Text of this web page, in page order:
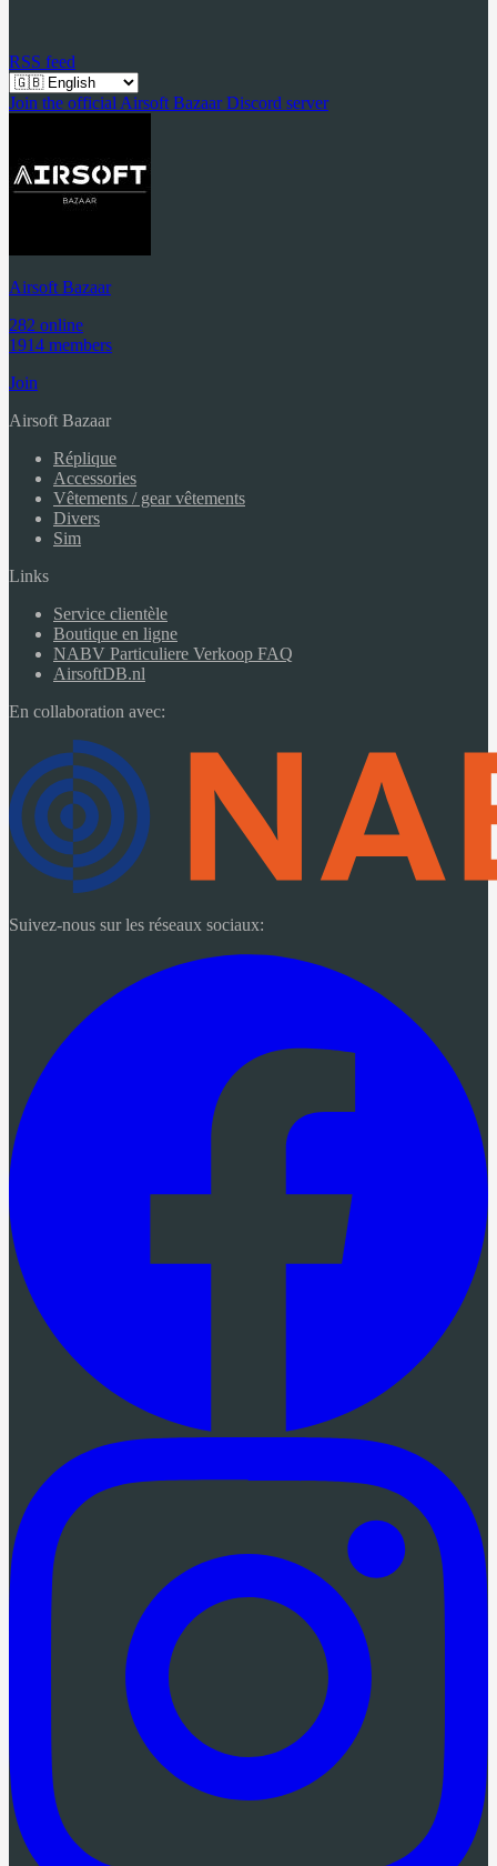
RSS feed
Join the official Airsoft Bazaar Discord server
Airsoft Bazaar
282 online
1914 members
Join
Airsoft Bazaar
Réplique
Accessories
Vêtements / gear vêtements
Divers
Sim
Links
Service clientèle
Boutique en ligne
NABV Particuliere Verkoop FAQ
AirsoftDB.nl
En collaboration avec:
Suivez-nous sur les réseaux sociaux: